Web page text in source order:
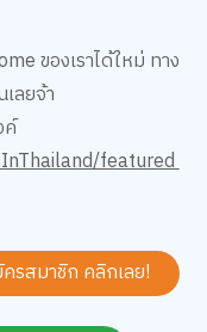
ของเราได้ใหม่ ทาง
ลยจ้า
ค์
featured
รสมาชิก คลิกเลย!